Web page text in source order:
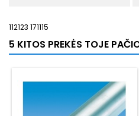
112123 171115
5 KITOS PREKĖS TOJE